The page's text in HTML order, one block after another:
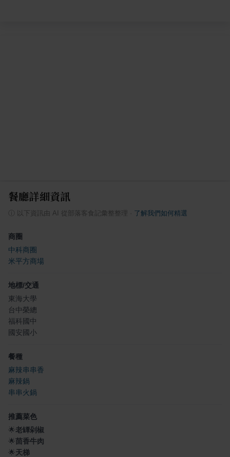
餐廳詳細資訊
以下資訊由 AI 從部落客食記彙整整理 了解我們如何精選
商圈
中科商圈
米平方商場
地標/交通
東海大學
台中榮總
福科國中
國安國小
餐種
麻辣串串香
麻辣鍋
串串火鍋
推薦菜色
🌟老罈剁椒
🌟茴香牛肉
🌟天梯